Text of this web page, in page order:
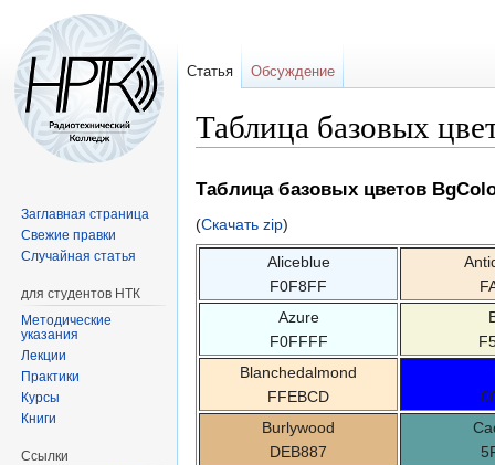
Таблица базовых
к
навигации
к
поиску
Таблица базовых цветов
(Скачать zip)
Aliceblue
F0F8FF
Azure
F0FFFF
Blanchedalmond
FFEBCD
Burlywood
DEB887
Статья Обсуждение
Заглавная страница
Свежие правки
Случайная статья
для студентов НТК
Методические
указания
Лекции
Практики
Курсы
Книги
Ссылки